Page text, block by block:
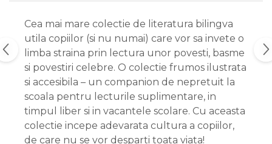
Cea mai mare colectie de literatura bilingva
utila copiilor (si nu numai) care vor sa invete o
limba straina prin lectura unor povesti, basme
si povestiri celebre. O colectie frumos ilustrata
si accesibila – un companion de nepretuit la
scoala pentru lecturile suplimentare, in
timpul liber si in vacantele scolare. Cu aceasta
colectie incepe adevarata cultura a copiilor,
de care nu se vor desparti toata viata!